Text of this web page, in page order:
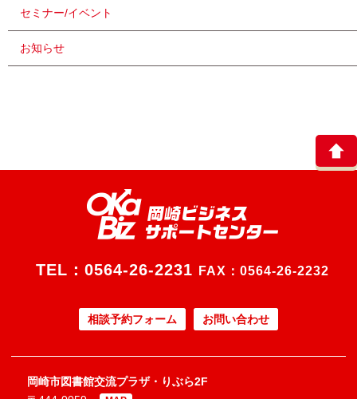
セミナー/イベント
お知らせ
TEL： 0564-26-2231 FAX：0564-26-2232
相談予約フォーム お問い合わせ
岡崎市図書館交流プラザ・りぶら2F